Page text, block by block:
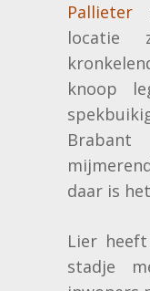
Pallieter
locatie
knoop
daar is
Lier
stadje